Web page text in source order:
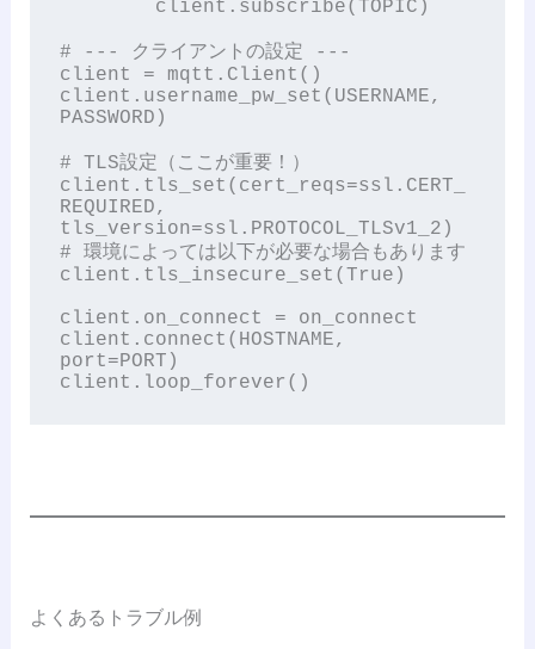
# --- クライアントの設定 ---
client = mqtt.Client()
client.username_pw_set(USERNAME,
PASSWORD)
# TLS設定（ここが重要！）
client.tls_set(cert_reqs=ssl.CERT_
REQUIRED,
tls_version=ssl.PROTOCOL_TLSv1_2)
# 環境によっては以下が必要な場合もあります
client.tls_insecure_set(True)
client.on_connect = on_connect
client.connect(HOSTNAME,
port=PORT)
よくあるトラブル例